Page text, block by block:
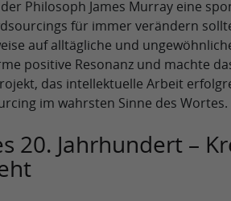
Philosoph James Murray eine
für immer verändern
auf alltägliche und
positive Resonanz und machte
das intellektuelle Arbeit
im wahrsten Sinne des Wortes.
20. Jahrhundert –